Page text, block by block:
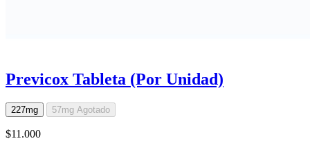
Previcox Tableta (Por Unidad)
227mg 57mg Agotado
$11.000